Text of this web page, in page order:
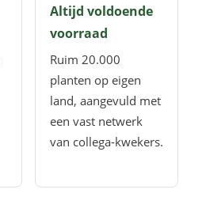
Altijd voldoende
voorraad
Ruim 20.000
planten op eigen
land, aangevuld met
een vast netwerk
van collega-kwekers.